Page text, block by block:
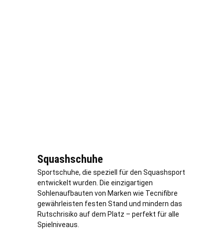
Squashschuhe
Sportschuhe, die speziell für den Squashsport
entwickelt wurden. Die einzigartigen
Sohlenaufbauten von Marken wie Tecnifibre
gewährleisten festen Stand und mindern das
Rutschrisiko auf dem Platz – perfekt für alle
Spielniveaus.